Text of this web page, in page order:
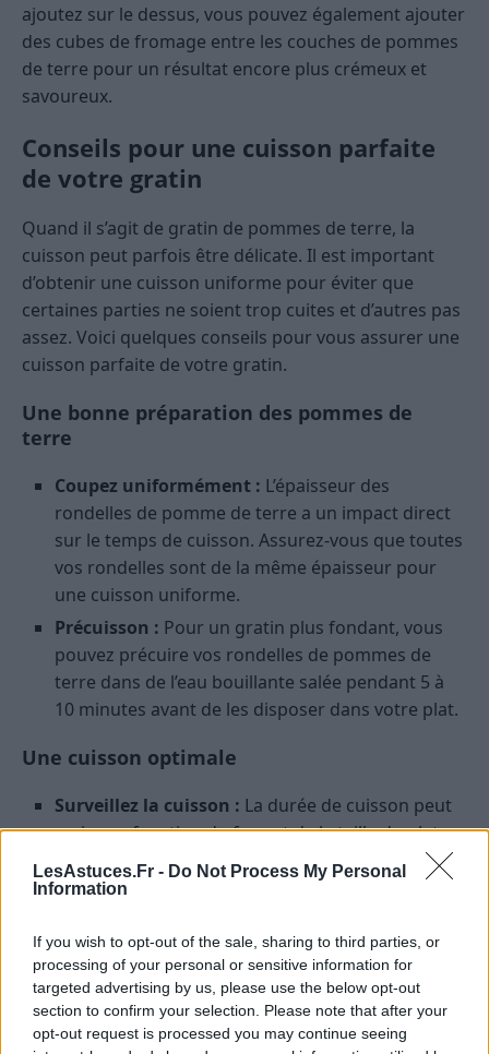
LesAstuces.Fr - Do Not Process My Personal
Information
If you wish to opt-out of the sale, sharing to third parties, or
processing of your personal or sensitive information for
targeted advertising by us, please use the below opt-out
section to confirm your selection. Please note that after your
opt-out request is processed you may continue seeing
ajoutez sur le dessus, vous pouvez également ajouter
des cubes de fromage entre les couches de pommes
de terre pour un résultat encore plus crémeux et
savoureux.
Conseils pour une cuisson parfaite
de votre gratin
Quand il s’agit de gratin de pommes de terre, la
cuisson peut parfois être délicate. Il est important
d’obtenir une cuisson uniforme pour éviter que
certaines parties ne soient trop cuites et d’autres pas
assez. Voici quelques conseils pour vous assurer une
cuisson parfaite de votre gratin.
Une bonne préparation des pommes de
terre
Coupez uniformément : L’épaisseur des
rondelles de pomme de terre a un impact direct
sur le temps de cuisson. Assurez-vous que toutes
vos rondelles sont de la même épaisseur pour
une cuisson uniforme.
Précuisson : Pour un gratin plus fondant, vous
pouvez précuire vos rondelles de pommes de
terre dans de l’eau bouillante salée pendant 5 à
10 minutes avant de les disposer dans votre plat.
Une cuisson optimale
Surveillez la cuisson : La durée de cuisson peut
varier en fonction du four et de la taille du plat.
N’hésitez pas à vérifier régulièrement
l’avancement de la cuisson à l’aide d’une
et que le dessus du gratin est doré, c’est prêt !
La température du four :Un four préchauffé est
essentiel pour une cuisson uniforme. Il est
également important de ne pas ouvrir le four